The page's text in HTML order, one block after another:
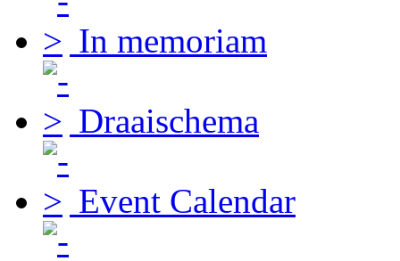
In memoriam
Draaischema
Event Calendar